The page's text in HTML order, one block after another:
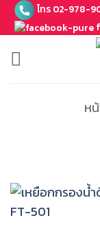
ข้าม
เนื้อหา
โทร 02-978-
ห